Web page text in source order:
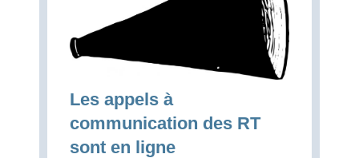
Les appels à
communication des RT
sont en ligne